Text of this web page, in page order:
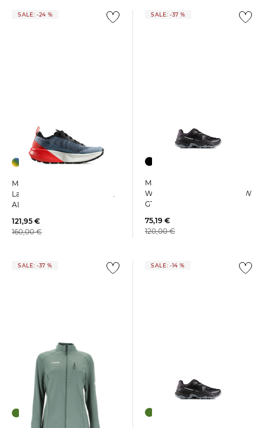
SALE: -24 %
Mammut | Damen
Laufschuhe AENERGY TRAIL
ALL
121,95 €
160,00 €
SALE: -37 %
Mammut | Damen
Wanderschuhe GIRUN II LOW
GTX
75,19 €
120,00 €
SALE: -37 % SALE: -14 %